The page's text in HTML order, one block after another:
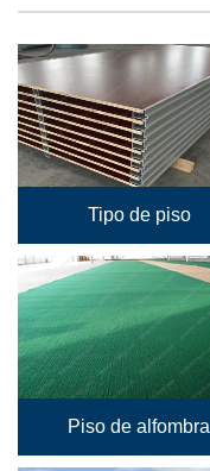
Tipo de piso
Piso de alfombra